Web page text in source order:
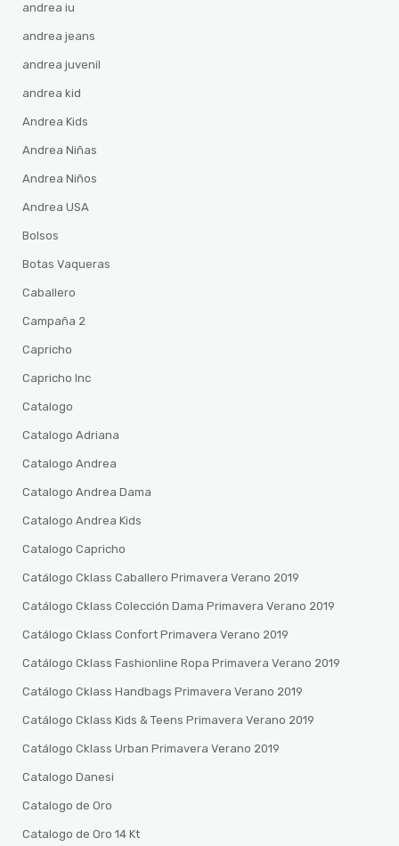
andrea iu
andrea jeans
andrea juvenil
andrea kid
Andrea Kids
Andrea Niñas
Andrea Niños
Andrea USA
Bolsos
Botas Vaqueras
Caballero
Campaña 2
Capricho
Capricho Inc
Catalogo
Catalogo Adriana
Catalogo Andrea
Catalogo Andrea Dama
Catalogo Andrea Kids
Catalogo Capricho
Catálogo Cklass Caballero Primavera Verano 2019
Catálogo Cklass Colección Dama Primavera Verano 2019
Catálogo Cklass Confort Primavera Verano 2019
Catálogo Cklass Fashionline Ropa Primavera Verano 2019
Catálogo Cklass Handbags Primavera Verano 2019
Catálogo Cklass Kids & Teens Primavera Verano 2019
Catálogo Cklass Urban Primavera Verano 2019
Catalogo Danesi
Catalogo de Oro
Catalogo de Oro 14 Kt